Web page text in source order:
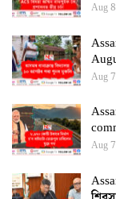
Aug
Aug
Aug